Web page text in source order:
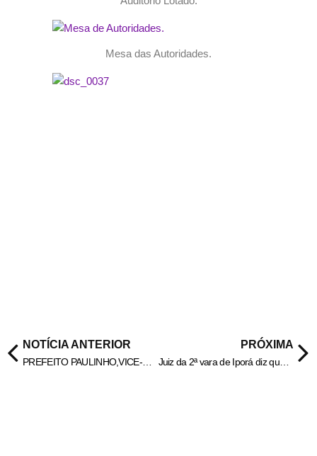
Mesa das Autoridades.
NOTÍCIA ANTERIOR
PREFEITO PAULINHO,VICE-REFEITO E VEREADORES SÃO DIPLOMADOS EM HIDROLÂNDIA.
PRÓXIMA
Juiz da 2ª vara de Iporá diz que 2016 foi produtivo na comarca e retribui elogios a servidores pelo empenho.